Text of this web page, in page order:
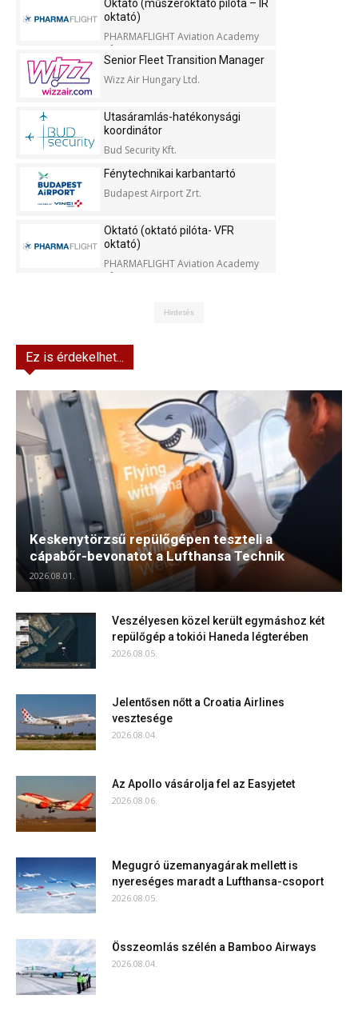
Oktató (műszeroktató pilóta – IR
oktató)
PHARMAFLIGHT Aviation Academy
Kft.
Senior Fleet Transition Manager
Wizz Air Hungary Ltd.
Utasáramlás-hatékonysági
koordinátor
Bud Security Kft.
Fénytechnikai karbantartó
Budapest Airport Zrt.
Oktató (oktató pilóta- VFR
oktató)
PHARMAFLIGHT Aviation Academy
Kft.
Hirdetés
Ez is érdekelhet...
Keskenytörzsű repülőgépen teszteli a
cápabőr-bevonatot a Lufthansa Technik
2026.08.01.
Veszélyesen közel került egymáshoz két
repülőgép a tokiói Haneda légterében
2026.08.05.
Jelentősen nőtt a Croatia Airlines
vesztesége
2026.08.04.
Az Apollo vásárolja fel az Easyjetet
2026.08.06.
Megugró üzemanyagárak mellett is
nyereséges maradt a Lufthansa-csoport
2026.08.05.
Összeomlás szélén a Bamboo Airways
2026.08.04.